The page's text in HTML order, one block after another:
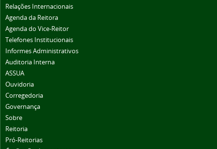
Relações Internacionais
Agenda da Reitora
Agenda do Vice-Reitor
Telefones Institucionais
Informes Administrativos
Auditoria Interna
ASSUA
Ouvidoria
Corregedoria
Governança
Sobre
Reitoria
Pró-Reitorias